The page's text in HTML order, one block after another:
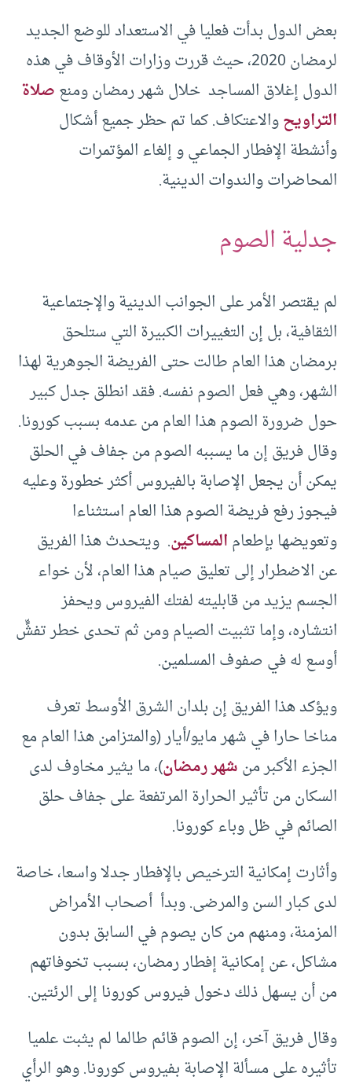
بعض الدول بدأت فعليا في الاستعداد للوضع الجديد
لرمضان 2020، حيث قررت وزارات الأوقاف في هذه
الدول إغلاق المساجد خلال شهر رمضان ومنعصلاة
التراويحوالاعتكاف. كما تم حظر جميع أشكال
وأنشطة الإفطار الجماعي و إلغاء المؤتمرات
المحاضرات والندوات الدينية.
جدلية الصوم
لم يقتصر الأمر على الجوانب الدينية والإجتماعية
الثقافية، بل إن التغييرات الكبيرة التي ستلحق
برمضان هذا العام طالت حتى الفريضة الجوهرية لهذا
الشهر، وهي فعل الصوم نفسه. فقد انطلق جدل كبير
حول ضرورة الصوم هذا العام من عدمه بسبب كورونا.
وقال فريق إن ما يسببه الصوم من جفاف في الحلق
يمكن أن يجعل الإصابة بالفيروس أكثر خطورة وعليه
فيجوز رفع فريضة الصوم هذا العام استثناءا
وتعويضها بإطعامالمساكين. ويتحدث هذا الفريق
عن الاضطرار إلى تعليق صيام هذا العام، لأن خواء
الجسم يزيد من قابليته لفتك الفيروس ويحفز
انتشاره، وإما تثبيت الصيام ومن ثم تحدى خطر تفشٍّ
أوسع له في صفوف المسلمين.
ويؤكد هذا الفريق إن بلدان الشرق الأوسط تعرف
مناخا حارا في شهر مايو/أيار (والمتزامن هذا العام مع
الجزء الأكبر منشهر رمضان)، ما يثير مخاوف لدى
السكان من تأثير الحرارة المرتفعة على جفاف حلق
الصائم في ظل وباء كورونا.
وأثارت إمكانية الترخيص بالإفطار جدلا واسعا، خاصة
لدى كبار السن والمرضى. وبدأ أصحاب الأمراض
المزمنة، ومنهم من كان يصوم في السابق بدون
مشاكل، عن إمكانية إفطار رمضان، بسبب تخوفاتهم
من أن يسهل ذلك دخول فيروس كورونا إلى الرئتين.
وقال فريق آخر، إن الصوم قائم طالما لم يثبت علميا
تأثيره على مسألة الإصابة بفيروس كورونا. وهو الرأي